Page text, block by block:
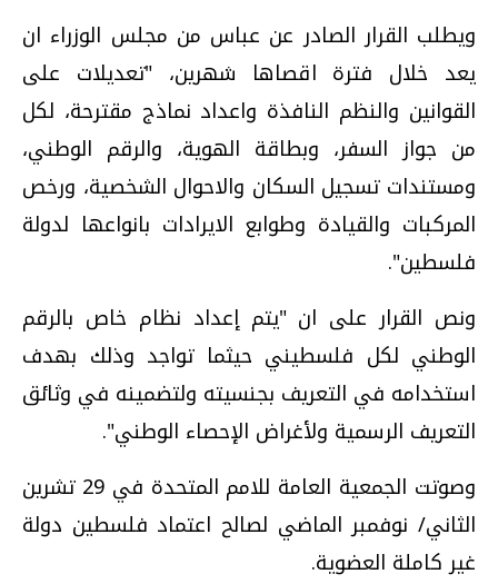
ويطلب القرار الصادر عن عباس من مجلس الوزراء ان
يعد خلال فترة اقصاها شهرين، "تعديلات على
القوانين والنظم النافذة واعداد نماذج مقترحة، لكل
من جواز السفر، وبطاقة الهوية، والرقم الوطني،
ومستندات تسجيل السكان والاحوال الشخصية، ورخص
المركبات والقيادة وطوابع الايرادات بانواعها لدولة
فلسطين".
ونص القرار على ان "يتم إعداد نظام خاص بالرقم
الوطني لكل فلسطيني حيثما تواجد وذلك بهدف
استخدامه في التعريف بجنسيته ولتضمينه في وثائق
التعريف الرسمية ولأغراض الإحصاء الوطني".
وصوتت الجمعية العامة للامم المتحدة في 29 تشرين
الثاني/ نوفمبر الماضي لصالح اعتماد فلسطين دولة
غير كاملة العضوية.